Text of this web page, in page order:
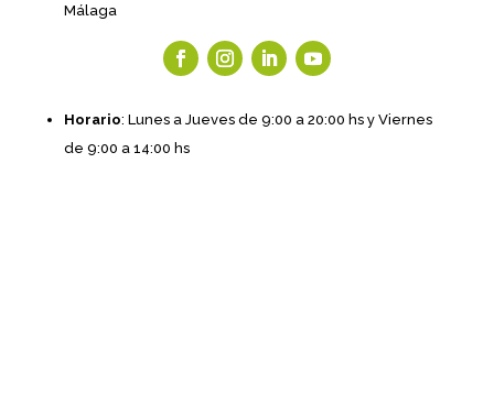
Málaga
Horario: Lunes a Jueves de 9:00 a 20:00 hs y Viernes
de 9:00 a 14:00 hs